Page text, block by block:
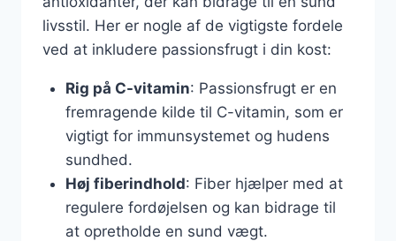
livsstil. Her er nogle af de vigtigste fordele
ved at inkludere passionsfrugt i din kost:
Rig på C-vitamin: Passionsfrugt er en
fremragende kilde til C-vitamin, som er
vigtigt for immunsystemet og hudens
sundhed.
Høj fiberindhold: Fiber hjælper med at
regulere fordøjelsen og kan bidrage til
at opretholde en sund vægt.